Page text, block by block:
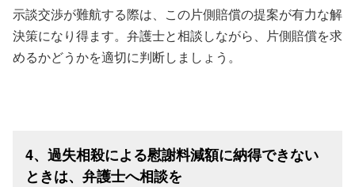
示談交渉が難航する際は、この片側賠償の提案が有力な解
決策になり得ます。弁護士と相談しながら、片側賠償を求
めるかどうかを適切に判断しましょう。
4、過失相殺による慰謝料減額に納得できない
ときは、弁護士へ相談を